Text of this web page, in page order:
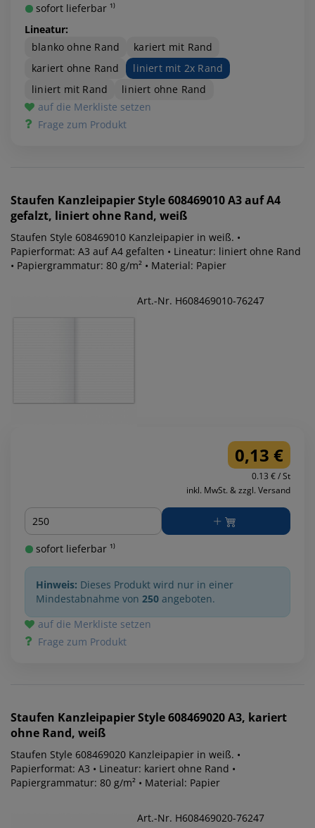
sofort lieferbar ¹⁾
Lineatur:
blanko ohne Rand
kariert mit Rand
kariert ohne Rand
liniert mit 2x Rand
liniert mit Rand
liniert ohne Rand
auf die Merkliste setzen
Frage zum Produkt
Staufen Kanzleipapier Style 608469010 A3 auf A4
gefalzt, liniert ohne Rand, weiß
Staufen Style 608469010 Kanzleipapier in weiß. •
Papierformat: A3 auf A4 gefalten • Lineatur: liniert ohne Rand
• Papiergrammatur: 80 g/m² • Material: Papier
Art.-Nr. H608469010-76247
0,13 €
0.13 € / St
inkl. MwSt. & zzgl. Versand
Menge
sofort lieferbar ¹⁾
Hinweis: Dieses Produkt wird nur in einer
Mindestabnahme von 250 angeboten.
auf die Merkliste setzen
Frage zum Produkt
Staufen Kanzleipapier Style 608469020 A3, kariert
ohne Rand, weiß
Staufen Style 608469020 Kanzleipapier in weiß. •
Papierformat: A3 • Lineatur: kariert ohne Rand •
Papiergrammatur: 80 g/m² • Material: Papier
Art.-Nr. H608469020-76247